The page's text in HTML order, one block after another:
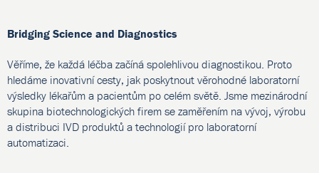
Bridging Science and Diagnostics
Věříme, že každá léčba začíná spolehlivou diagnostikou. Proto
hledáme inovativní cesty, jak poskytnout věrohodné laboratorní
výsledky lékařům a pacientům po celém světě. Jsme mezinárodní
skupina biotechnologických firem se zaměřením na vývoj, výrobu
a distribuci IVD produktů a technologií pro laboratorní
automatizaci.